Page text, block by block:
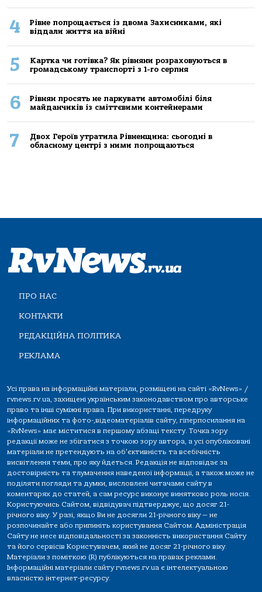
4
Рівне попрощається із двома Захисниками, які
віддали життя на війні
5
Картка чи готівка? Як рівняни розраховуються в
громадському транспорті з 1-го серпня
6
Рівнян просять не паркувати автомобілі біля
майданчиків із сміттєвими контейнерами
7
Двох Героїв утратила Рівненщина: сьогодні в
обласному центрі з ними попрощаються
ПРО НАС
КОНТАКТИ
РЕДАКЦІЙНА ПОЛІТИКА
РЕКЛАМА
Усі права на інформаційні матеріали, розміщені на сайті «RvNews» /
rvnews.rv.ua, захищені українським законодавством про авторське
право та інші суміжні права. При використанні, передруку
інформаційних та фото-,відеоматеріалів сайту, гіперпосилання на
«RvNews» має міститися в першому абзаці тексту. Точка зору
редакції може не збігатися з точкою зору автора, а усі опубліковані
матеріали не претендують на об'єктивність та всебічність
висвітлення теми, про яку йдеться. Редакція не відповідає за
достовірність та тлумачення наведеної інформації, а також може не
поділяти погляди та думки, висловлені читачами сайту в
коментарях до статей, а сам ресурс виконує винятково роль носія.
Користуючись Сайтом, відвідувач підтверджує, що досяг 21-
річного віку. У разі, якщо Ви не досягли 21-річного віку — не
розпочинайте або припиніть користування Сайтом. Адміністрація
Сайту не несе відповідальності за законність використання Сайту
та його сервісів Користувачем, який не досяг 21-річного віку.
Матеріали з поміткою (R) публікуються на правах реклами.
Інформаційні матеріали сайту rvnews.rv.ua є інтелектуальною
власністю інтернет-ресурсу.